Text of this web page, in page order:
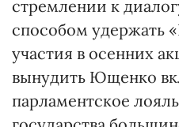
стремлении к
способом удержать
участия в осенних
вынудить Ющенко
парламентское